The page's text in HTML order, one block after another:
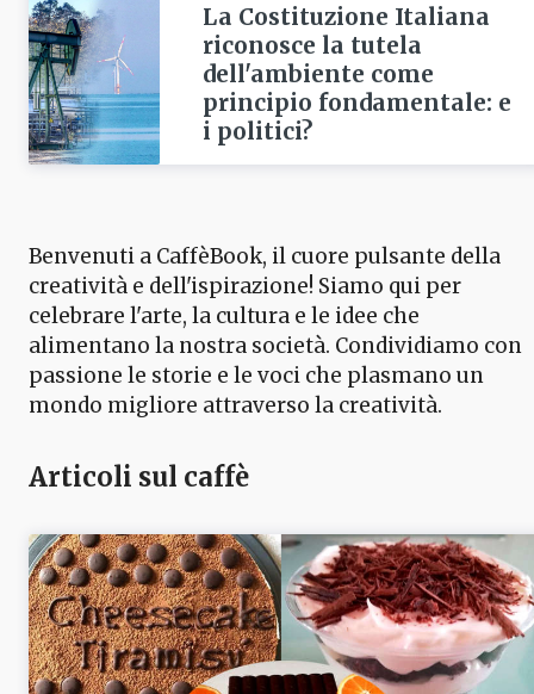
La Costituzione Italiana
riconosce la tutela
dell'ambiente come
principio fondamentale: e
i politici?
Benvenuti a CaffèBook, il cuore pulsante della
creatività e dell'ispirazione! Siamo qui per
celebrare l'arte, la cultura e le idee che
alimentano la nostra società. Condividiamo con
passione le storie e le voci che plasmano un
mondo migliore attraverso la creatività.
Articoli sul caffè